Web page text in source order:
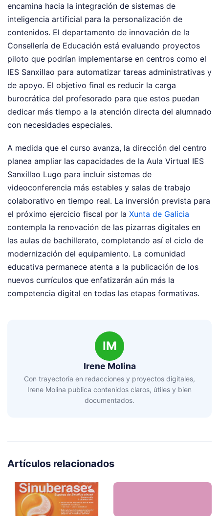
encamina hacia la integración de sistemas de
inteligencia artificial para la personalización de
contenidos. El departamento de innovación de la
Consellería de Educación está evaluando proyectos
piloto que podrían implementarse en centros como el
IES Sanxillao para automatizar tareas administrativas y
de apoyo. El objetivo final es reducir la carga
burocrática del profesorado para que estos puedan
dedicar más tiempo a la atención directa del alumnado
con necesidades especiales.
A medida que el curso avanza, la dirección del centro
planea ampliar las capacidades de la Aula Virtual IES
Sanxillao Lugo para incluir sistemas de
videoconferencia más estables y salas de trabajo
colaborativo en tiempo real. La inversión prevista para
el próximo ejercicio fiscal por la Xunta de Galicia
contempla la renovación de las pizarras digitales en
las aulas de bachillerato, completando así el ciclo de
modernización del equipamiento. La comunidad
educativa permanece atenta a la publicación de los
nuevos currículos que enfatizarán aún más la
competencia digital en todas las etapas formativas.
IM
Irene Molina
Con trayectoria en redacciones y proyectos digitales,
Irene Molina publica contenidos claros, útiles y bien
documentados.
Artículos relacionados